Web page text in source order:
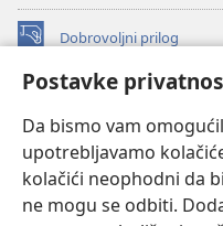
Postavke
Da bismo vam
upotrebljavamo
kolačići neophodni da
ne mogu se odbiti.
Dobrovoljni prilog
(otvara
novi
INTERNETSKA
se
novi
prozor)
JW Hub
(otvara
se
novi
JW Library